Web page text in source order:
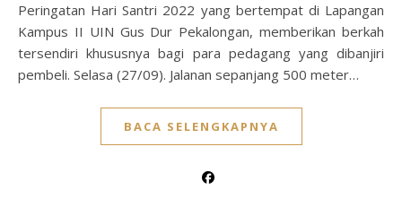
Peringatan Hari Santri 2022 yang bertempat di Lapangan
Kampus II UIN Gus Dur Pekalongan, memberikan berkah
tersendiri khususnya bagi para pedagang yang dibanjiri
pembeli. Selasa (27/09). Jalanan sepanjang 500 meter…
BACA SELENGKAPNYA